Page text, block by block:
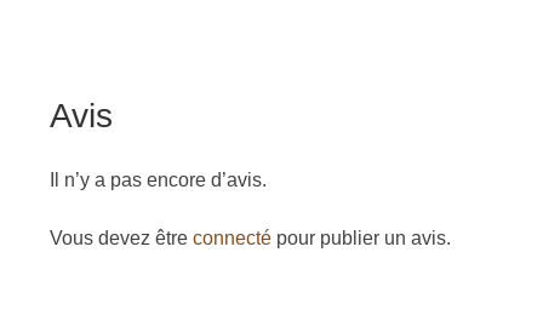
Avis
Il n’y a pas encore d’avis.
Vous devez êtreconnecté pour publier un avis.